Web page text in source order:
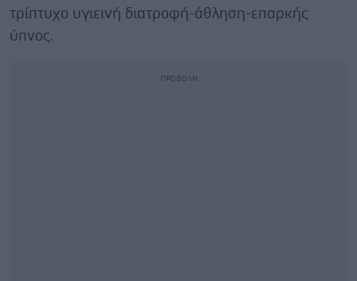
τρίπτυχο υγιεινή διατροφή-άθληση-επαρκής
ύπνος.